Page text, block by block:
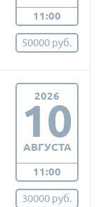
11:00
50000 руб.
2026
10
АВГУСТА
11:00
30000 руб.